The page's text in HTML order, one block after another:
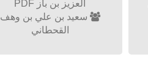
العزيز بن باز PDF
سعيد بن علي بن وهف
القحطاني